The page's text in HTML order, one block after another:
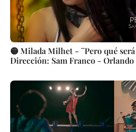
🟡 Milada Milhet - ¨Pero qué
Dirección: Sam Franco -